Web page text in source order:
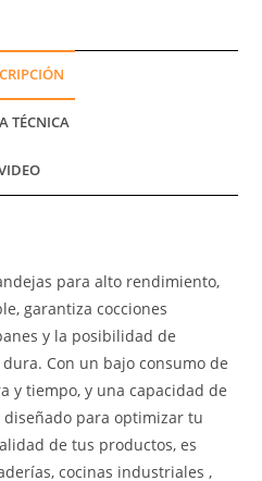
TÉCNICA
para alto rendimiento,
garantiza cocciones
y la posibilidad de
Con un bajo consumo de
y tiempo, y una capacidad de
para optimizar tu
de tus productos, es
cocinas industriales ,